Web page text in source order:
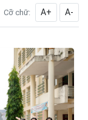
Cỡ chữ: A+ A-